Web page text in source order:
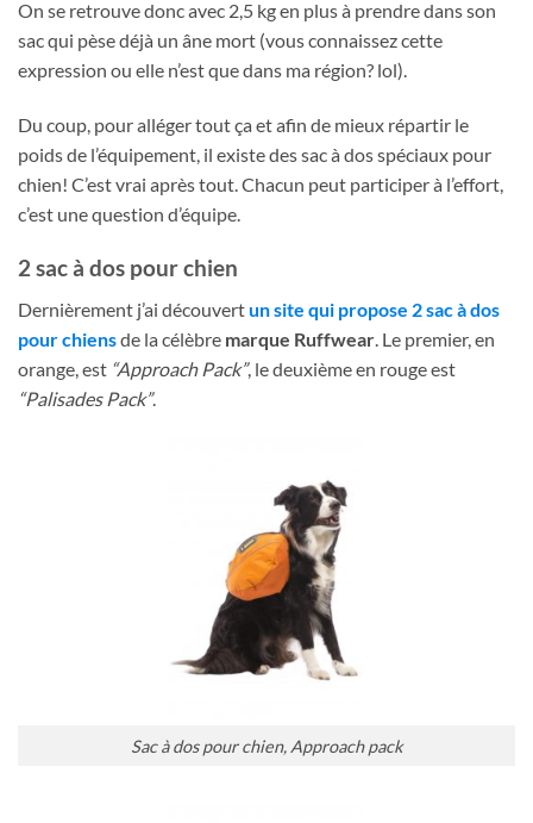
On se retrouve donc avec 2,5 kg en plus à prendre dans son
sac qui pèse déjà un âne mort (vous connaissez cette
expression ou elle n’est que dans ma région? lol).
Du coup, pour alléger tout ça et afin de mieux répartir le
poids de l’équipement, il existe des sac à dos spéciaux pour
chien! C’est vrai après tout. Chacun peut participer à l’effort,
c’est une question d’équipe.
2 sac à dos pour chien
Dernièrement j’ai découvertun site qui propose 2 sac à dos
pour chiensde la célèbre marque Ruffwear . Le premier, en
orange, est “Approach Pack”, le deuxième en rouge est
“Palisades Pack”.
Sac à dos pour chien, Approach pack